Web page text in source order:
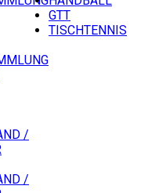
/
GTT
/
TISCHTENNIS